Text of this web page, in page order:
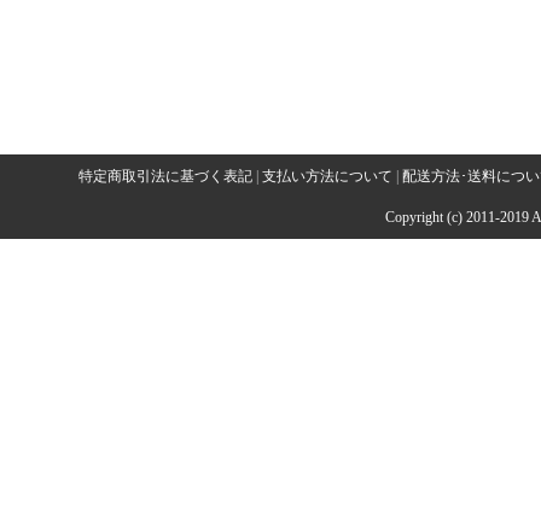
特定商取引法に基づく表記 支払い方法について 配送方法･送料につ
Copyright (c) 2011-2019